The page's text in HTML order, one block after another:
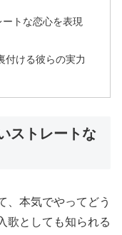
ートな恋心を表現
付ける彼らの実力
ストレートな
、本気でやってどう
歌としても知られる